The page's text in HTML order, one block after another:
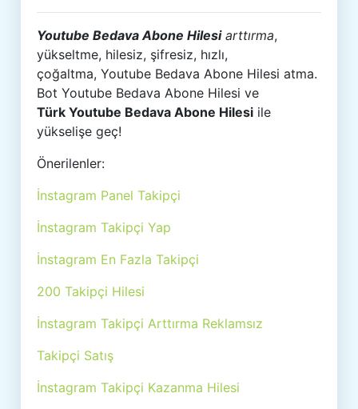
Youtube Bedava Abone Hilesiarttırma,
yükseltme, hilesiz, şifresiz, hızlı,
çoğaltma, Youtube Bedava Abone Hilesi atma.
Bot Youtube Bedava Abone Hilesi ve
Türk Youtube Bedava Abone Hilesi ile
yükselişe geç!
Önerilenler:
İnstagram Panel Takipçi
İnstagram Takipçi Yap
İnstagram En Fazla Takipçi
200 Takipçi Hilesi
İnstagram Takipçi Arttırma Reklamsız
Takipçi Satış
İnstagram Takipçi Kazanma Hilesi